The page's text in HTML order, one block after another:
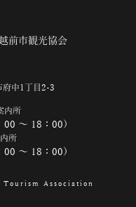
前市観光協会
府中1丁目2-3
内所
～ 18：00）
所
～ 18：00）
Association